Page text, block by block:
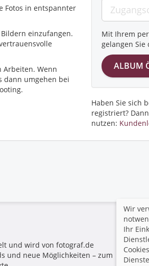
Mit Ihrem
gelangen Sie
Haben Sie sich
registriert?
nutzen:
Fotos in entspannter
einzufangen.
Arbeiten. Wenn
dann umgehen bei
und wird von fotograf.de
und neue Möglichkeiten – zum
Wir
Ihr